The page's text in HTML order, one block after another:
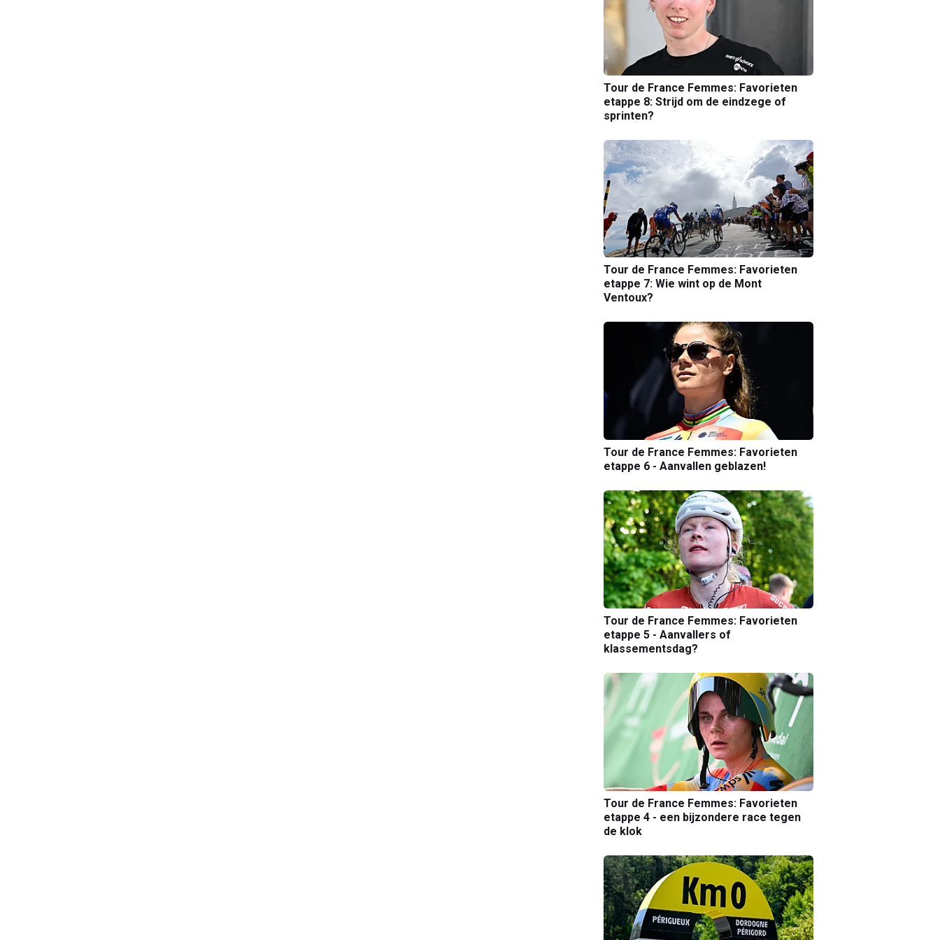
Tour de France Femmes: Favorieten
etappe 8: Strijd om de eindzege of
sprinten?
Tour de France Femmes: Favorieten
etappe 7: Wie wint op de Mont
Ventoux?
Tour de France Femmes: Favorieten
etappe 6 - Aanvallen geblazen!
Tour de France Femmes: Favorieten
etappe 5 - Aanvallers of
klassementsdag?
Tour de France Femmes: Favorieten
etappe 4 - een bijzondere race tegen
de klok